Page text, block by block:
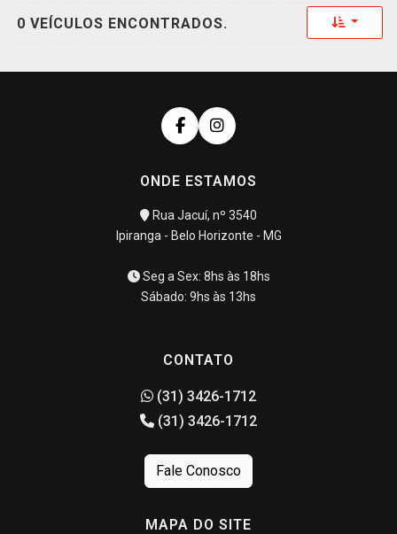
0 VEÍCULOS ENCONTRADOS. Toggle
ONDE ESTAMOS
Rua Jacuí, nº 3540
Ipiranga - Belo Horizonte - MG
Seg a Sex: 8hs às 18hs
Sábado: 9hs às 13hs
CONTATO
(31) 3426-1712
(31) 3426-1712
Fale Conosco
MAPA DO SITE